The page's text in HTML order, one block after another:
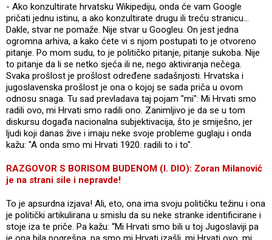
- Ako konzultirate hrvatsku Wikipediju, onda će vam Google
pričati jednu istinu, a ako konzultirate drugu ili treću stranicu...
Dakle, stvar ne pomaže. Nije stvar u Googleu. On jest jedna
ogromna arhiva, a kako ćete vi s njom postupati to je otvoreno
pitanje. Po mom sudu, to je političko pitanje, pitanje sukoba. Nije
to pitanje da li se netko sjeća ili ne, nego aktiviranja nečega.
Svaka prošlost je prošlost određene sadašnjosti. Hrvatska i
jugoslavenska prošlost je ona o kojoj se sada priča u ovom
odnosu snaga. Tu sad prevladava taj pojam "mi": Mi Hrvati smo
radili ovo, mi Hrvati smo radili ono. Zanimljivo je da se u tom
diskursu događa nacionalna subjektivacija, što je smiješno, jer
ljudi koji danas žive i imaju neke svoje probleme guglaju i onda
kažu: "A onda smo mi Hrvati 1920. radili to i to".
RAZGOVOR S BORISOM BUDENOM (I. DIO): Zoran Milanović
je na strani sile i nepravde!
To je apsurdna izjava! Ali, eto, ona ima svoju političku težinu i ona
je politički artikulirana u smislu da su neke stranke identificirane i
stoje iza te priče. Pa kažu: “Mi Hrvati smo bili u toj Jugoslaviji pa